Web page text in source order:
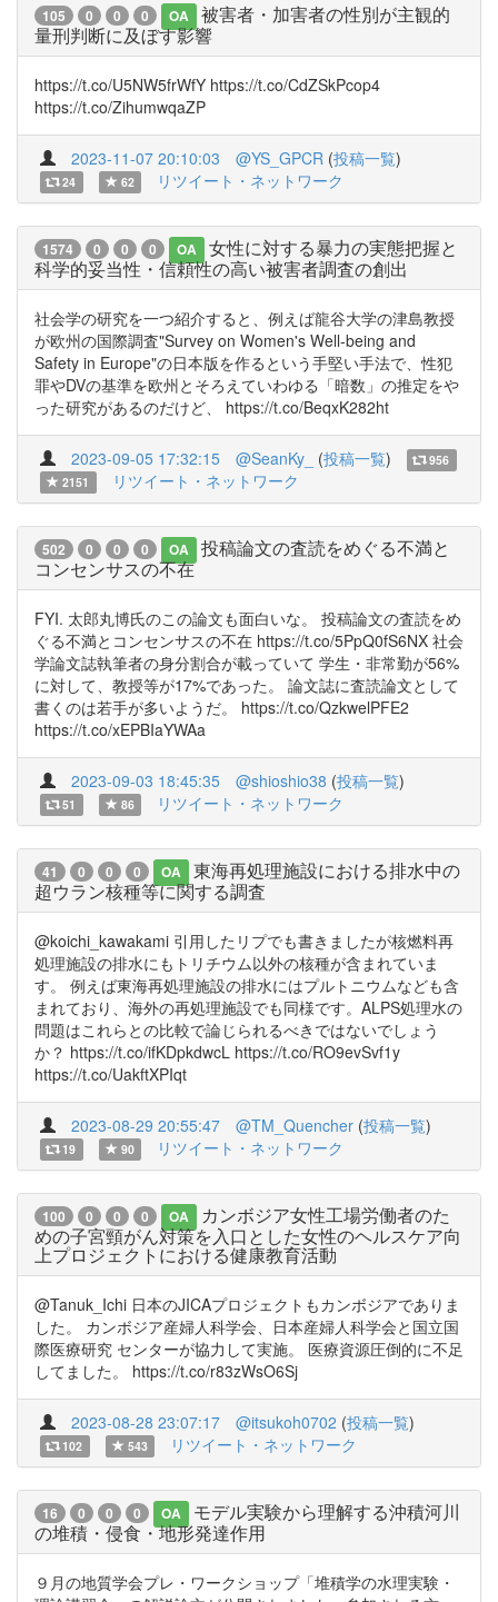
105 0 0 0 OA
被害者・加害者の性別が主観的
量刑判断に及ぼす影響
https://t.co/U5NW5frWfY https://t.co/CdZSkPcop4
https://t.co/ZihumwqaZP
2023-11-07 20:10:03 @YS_GPCR (投稿一覧)
24 62 リツイート・ネットワーク
1574 0 0 0 OA
女性に対する暴力の実態把握と
科学的妥当性・信頼性の高い被害者調査の創出
社会学の研究を一つ紹介すると、例えば龍谷大学の津島教授
が欧州の国際調査"Survey on Women's Well-being and
Safety in Europe"の日本版を作るという手堅い手法で、性犯
罪やDVの基準を欧州とそろえていわゆる「暗数」の推定をや
った研究があるのだけど、 https://t.co/BeqxK282ht
2023-09-05 17:32:15 @SeanKy_ (投稿一覧)
956
2151
リツイート・ネットワーク
502 0 0 0 OA
投稿論文の査読をめぐる不満と
コンセンサスの不在
FYI. 太郎丸博氏のこの論文も面白いな。 投稿論文の査読をめ
ぐる不満とコンセンサスの不在 https://t.co/5PpQ0fS6NX 社会
学論文誌執筆者の身分割合が載っていて 学生・非常勤が56%
に対して、教授等が17%であった。 論文誌に査読論文として
書くのは若手が多いようだ。 https://t.co/QzkwelPFE2
https://t.co/xEPBIaYWAa
2023-09-03 18:45:35 @shioshio38 (投稿一覧)
51 86 リツイート・ネットワーク
41 0 0 0 OA
東海再処理施設における排水中の
超ウラン核種等に関する調査
@koichi_kawakami 引用したリプでも書きましたが核燃料再
処理施設の排水にもトリチウム以外の核種が含まれていま
す。 例えば東海再処理施設の排水にはプルトニウムなども含
まれており、海外の再処理施設でも同様です。ALPS処理水の
問題はこれらとの比較で論じられるべきではないでしょう
か？ https://t.co/ifKDpkdwcL https://t.co/RO9evSvf1y
https://t.co/UakftXPIqt
2023-08-29 20:55:47 @TM_Quencher (投稿一覧)
19 90 リツイート・ネットワーク
100 0 0 0 OA
カンボジア女性工場労働者のた
めの子宮頸がん対策を入口とした女性のヘルスケア向
上プロジェクトにおける健康教育活動
@Tanuk_Ichi 日本のJICAプロジェクトもカンボジアでありま
した。 カンボジア産婦人科学会、日本産婦人科学会と国立国
際医療研究 センターが協力して実施。 医療資源圧倒的に不足
してました。 https://t.co/r83zWsO6Sj
2023-08-28 23:07:17 @itsukoh0702 (投稿一覧)
102 543 リツイート・ネットワーク
16 0 0 0 OA
モデル実験から理解する沖積河川
の堆積・侵食・地形発達作用
９月の地質学会プレ・ワークショップ「堆積学の水理実験・